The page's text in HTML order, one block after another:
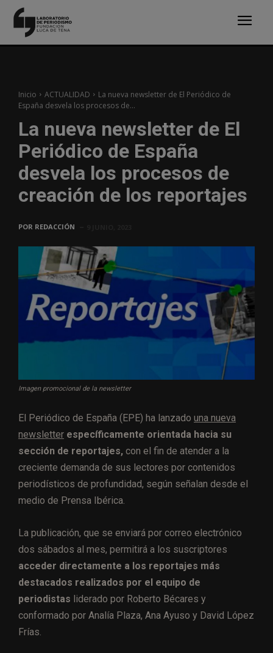
Inicio ACTUALIDAD
La nueva newsletter de El Periódico de
España desvela los procesos de...
La nueva newsletter de El
Periódico de España
desvela los procesos de
creación de los reportajes
POR REDACCIÓN
Imagen promocional de la newsletter
El Periódico de España (EPE) ha lanzado una nueva
newsletter específicamente orientada hacia su
sección de reportajes, con el fin de atender a la
creciente demanda de sus lectores por contenidos
periodísticos de profundidad, según señalan desde el
medio de Prensa Ibérica.
La publicación, que se enviará por correo electrónico
dos sábados al mes, permitirá a los suscriptores
acceder directamente a los reportajes más
destacados realizados por el equipo de
periodistas liderado por Roberto Bécares y
conformado por Analía Plaza, Ana Ayuso y David López
Frías.